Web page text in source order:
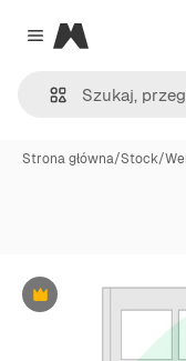
Close menu
Magnific
Strona główna/Stock/
Premium